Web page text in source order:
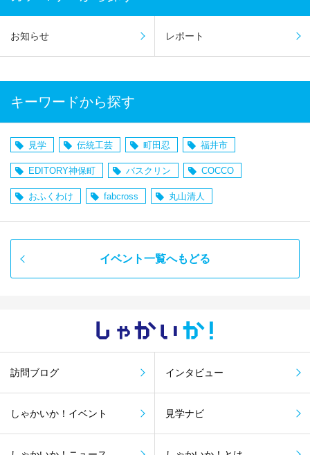
お知らせ レポート
キーワードから探す
見学 伝統工芸 町田忍 福井市
EDITORY神保町 バスクリン COCCO
おふくわけ fabcross 丸山清人
イベント一覧へもどる
しゃかい か！
訪問ブログ インタビュー
しゃかいか！イベント 見学ナビ